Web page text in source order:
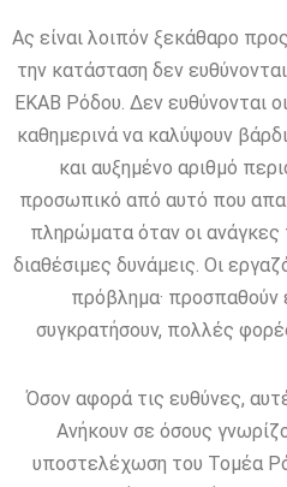
Ας είναι λοιπόν ξεκάθαρο
την κατάσταση δεν
ΕΚΑΒ Ρόδου. Δεν ευθύνονται
καθημερινά να καλύψουν
και αυξημένο αριθμό
προσωπικό από αυτό που
πληρώματα όταν οι ανάγκες
διαθέσιμες δυνάμεις. Οι
πρόβλημα· προσπαθούν
συγκρατήσουν, πολλές
Όσον αφορά τις ευθύνες,
Ανήκουν σε όσους
υποστελέχωση του Τομέα